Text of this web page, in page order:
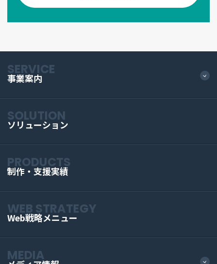
SERVICE
事業案内
SOLUTION
ソリューション
PRODUCTS
制作・支援実績
WEB STRATEGY
Web戦略メニュー
MEDIA